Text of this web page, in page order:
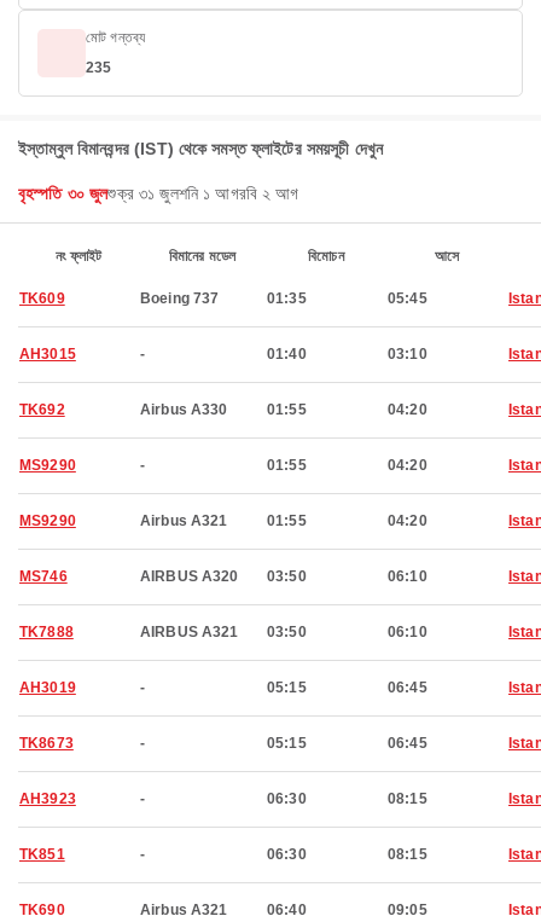
মোট গন্তব্য
235
ইস্তাম্বুল বিমানবন্দর (IST) থেকে সমস্ত ফ্লাইটের সময়সূচী দেখুন
বৃহস্পতি ৩০ জুলশুক্র ৩১ জুলশনি ১ আগরবি ২ আগ
নং ফ্লাইট বিমানের মডেল বিমোচন আসে
TK609 Boeing 737 01:35 05:45
AH3015 - 01:40 03:10
TK692 Airbus A330 01:55 04:20
MS9290 - 01:55 04:20
MS9290 Airbus A321 01:55 04:20
MS746 AIRBUS A320 03:50 06:10
TK7888 AIRBUS A321 03:50 06:10
AH3019 - 05:15 06:45
TK8673 - 05:15 06:45
AH3923 - 06:30 08:15
TK851 - 06:30 08:15
TK690 Airbus A321 06:40 09:05